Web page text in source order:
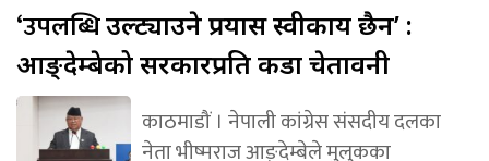
‘उपलब्धिउल्ट्याउने प्रयास स्वीकार्य छैन’ :
आङ्देम्बेको सरकारप्रति कडा चेतावनी
काठमाडौं । नेपाली कांग्रेस संसदीय दलका
नेता भीष्मराज आङ्देम्बेले मुलुकका